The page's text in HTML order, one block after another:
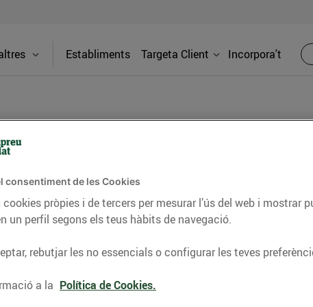
Establiments Targeta Client Incorpora't
consells nutricionals, informació d’actualitat
del nostre territori i molts altres temes.
CONSELLS I HÀBITS SALUDABLES
consentiment de les Cookies
pròpies i de tercers per mesurar l’ús del web i mostrar
un perfil segons els teus hàbits de navegació.
rebutjar les no essencials o configurar les teves
a la Política de Cookies.